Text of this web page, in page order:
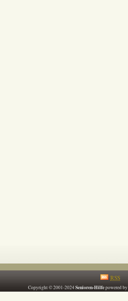
RSS
Copyright © 2001-2024Senioren-Hilfepowered by